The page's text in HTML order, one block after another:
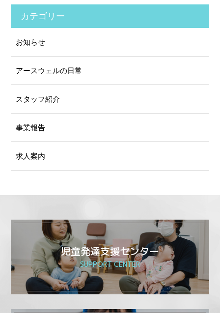
カテゴリー
お知らせ
アースウェルの⽇常
スタッフ紹介
事業報告
求人案内
児童発達支援センター
SUPPORT CENTER